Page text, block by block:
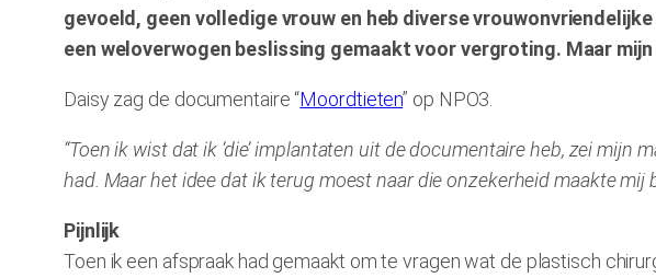
gevoeld, geen volledige vrouw en heb diverse
een weloverwogen beslissing gemaakt voor vergroting. Maar
Daisy zag de documentaire “Moordtieten” op NPO3.
“Toen ik wist dat ik ‘die’ implantaten uit de documentaire heb, zei
had. Maar het idee dat ik terug moest naar die onzekerheid maakte
Pijnlijk
Toen ik een afspraak had gemaakt om te vragen wat de plastisch